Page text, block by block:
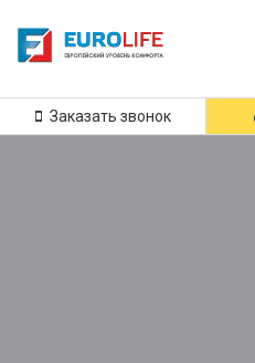
Заказать звонок
Почитай
подпишись